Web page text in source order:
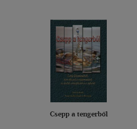
Csepp a tengerből